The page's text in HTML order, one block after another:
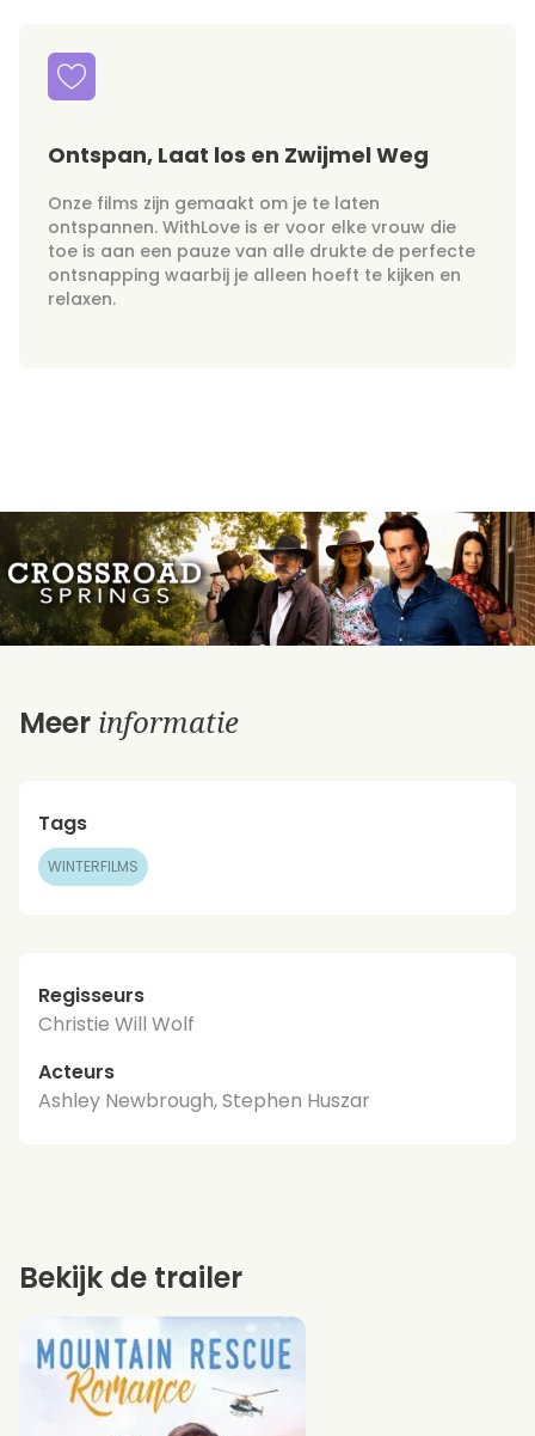
Ontspan, Laat los en Zwijmel Weg
Onze films zijn gemaakt om je te laten
ontspannen. WithLove is er voor elke vrouw die
toe is aan een pauze van alle drukte de perfecte
ontsnapping waarbij je alleen hoeft te kijken en
relaxen.
Meer informatie
Tags
WINTERFILMS
Regisseurs
Christie Will Wolf
Acteurs
Ashley Newbrough, Stephen Huszar
Bekijk de trailer